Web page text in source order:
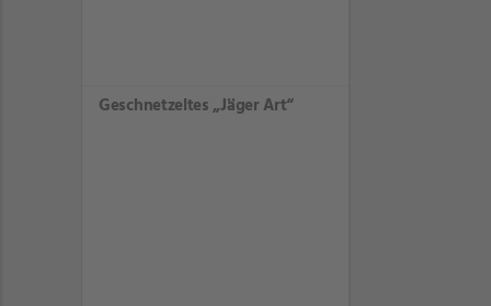
Geschnetzeltes „Jäger Art“